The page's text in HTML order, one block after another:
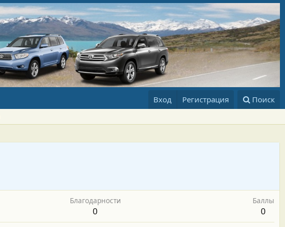
Вход Регистрация Поиск
Благодарности
0
Баллы
0